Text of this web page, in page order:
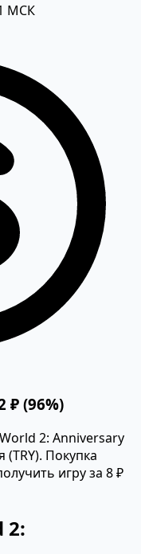
МСК
₽ (96%)
2: Anniversary
(TRY). Покупка
игру за 8 ₽
2: